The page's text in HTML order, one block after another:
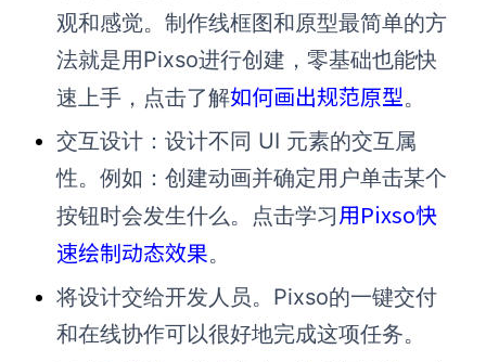
观和感觉。制作线框图和原型最简单的方
法就是用Pixso进行创建，零基础也能快
速上手，点击了解如何画出规范原型。
交互设计：设计不同 UI 元素的交互属
性。例如：创建动画并确定用户单击某个
按钮时会发生什么。点击学习用Pixso快
速绘制动态效果。
将设计交给开发人员。Pixso的一键交付
和在线协作可以很好地完成这项任务。